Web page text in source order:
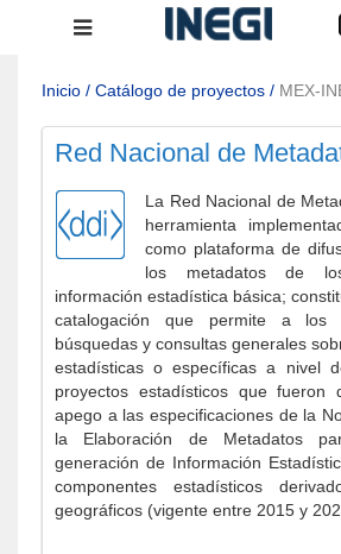
Menú
navegación
Inicio / Catálogo de proyectos / MEX-
Red Nacional de
La Red Nacional de
herramienta
como plataforma de
los metadatos de
información estadística básica;
catalogación que permite a los
búsquedas y consultas generales
estadísticas o específicas a nivel
proyectos estadísticos que fueron
apego a las especificaciones de la
la Elaboración de Metadatos
generación de Información
componentes estadísticos
geográficos (vigente entre 2015 y